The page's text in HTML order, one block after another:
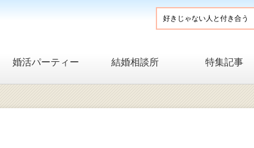
婚活パーティー 結婚相談所 特集記事